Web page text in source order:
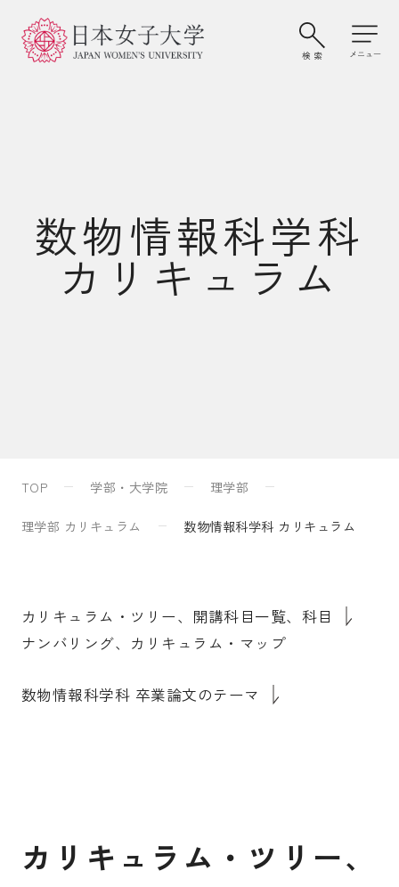
大学案内・学びの特色
研究
在学生の皆さま
卒業生の皆さま
数物情報科学科
カリキュラム
TOP 学部・大学院 理学部
理学部 カリキュラム 数物情報科学科 カリキュラム
カリキュラム・ツリー、開講科目一覧、科目
ナンバリング、カリキュラム・マップ
数物情報科学科 卒業論文のテーマ
カ リ キ ュ ラ ム ・ ツ リ ー、